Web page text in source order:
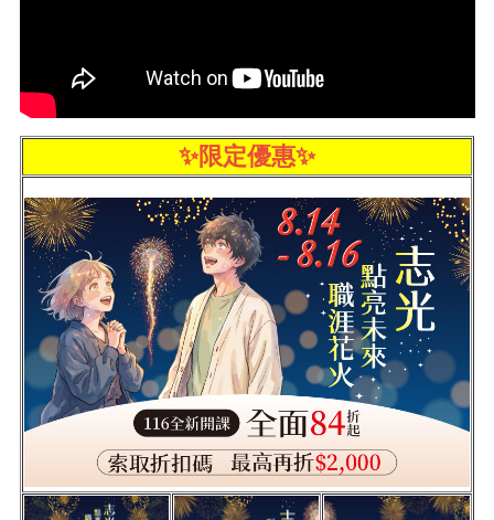
✨限定優惠✨